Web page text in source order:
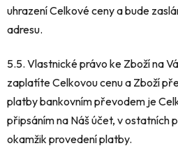
uhrazení Celkové ceny a bude
adresu.
5.5. Vlastnické právo ke Zboží na
zaplatíte Celkovou cenu a Zboží
platby bankovním převodem je
připsáním na Náš účet, v ostatních
okamžik provedení platby.